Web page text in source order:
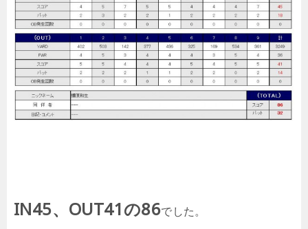
IN45、OUT41の86でした。